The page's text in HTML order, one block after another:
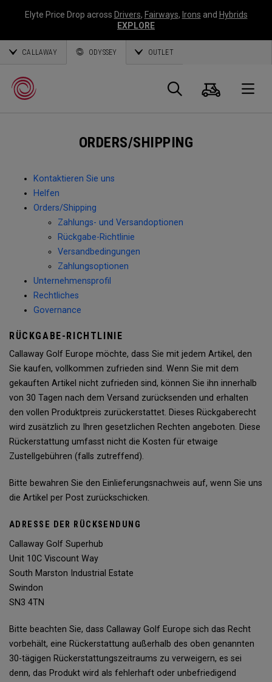
Elyte Price Drop across Drivers, Fairways, Irons and Hybrids
EXPLORE
CALLAWAY ODYSSEY OUTLET
Suche
ORDERS/SHIPPING
Kontaktieren Sie uns
Helfen
Orders/Shipping
Zahlungs- und Versandoptionen
Rückgabe-Richtlinie
Versandbedingungen
Zahlungsoptionen
Unternehmensprofil
Rechtliches
Governance
RÜCKGABE-RICHTLINIE
Callaway Golf Europe möchte, dass Sie mit jedem Artikel, den
Sie kaufen, vollkommen zufrieden sind. Wenn Sie mit dem
gekauften Artikel nicht zufrieden sind, können Sie ihn innerhalb
von 30 Tagen nach dem Versand zurücksenden und erhalten
den vollen Produktpreis zurückerstattet. Dieses Rückgaberecht
wird zusätzlich zu Ihren gesetzlichen Rechten angeboten. Diese
Rückerstattung umfasst nicht die Kosten für etwaige
Zustellgebühren (falls zutreffend).
Bitte bewahren Sie den Einlieferungsnachweis auf, wenn Sie uns
die Artikel per Post zurückschicken.
ADRESSE DER RÜCKSENDUNG
Callaway Golf Superhub
Unit 10C Viscount Way
South Marston Industrial Estate
Swindon
SN3 4TN
Bitte beachten Sie, dass Callaway Golf Europe sich das Recht
vorbehält, eine Rückerstattung außerhalb des oben genannten
30-tägigen Rückerstattungszeitraums zu verweigern, es sei
denn, das Produkt wird als fehlerhaft oder unbefriedigend